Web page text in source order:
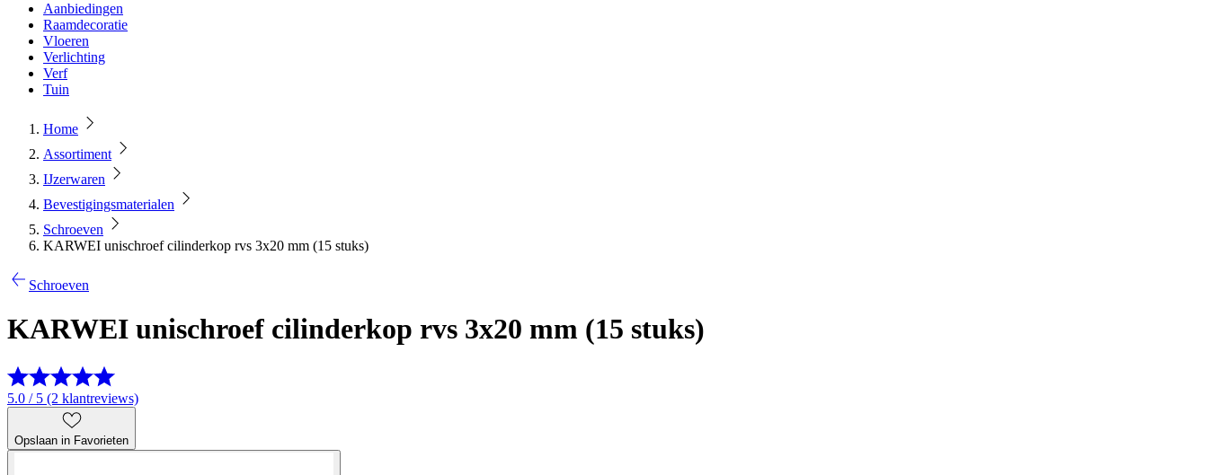
Aanbiedingen
Raamdecoratie
Vloeren
Verlichting
Verf
Tuin
Home
Assortiment
IJzerwaren
Bevestigingsmaterialen
Schroeven
KARWEI unischroef cilinderkop rvs 3x20 mm (15 stuks)
Schroeven
KARWEI unischroef cilinderkop rvs 3x20 mm (15 stuks)
5.0 / 5 (2 klantreviews)
Opslaan in Favorieten